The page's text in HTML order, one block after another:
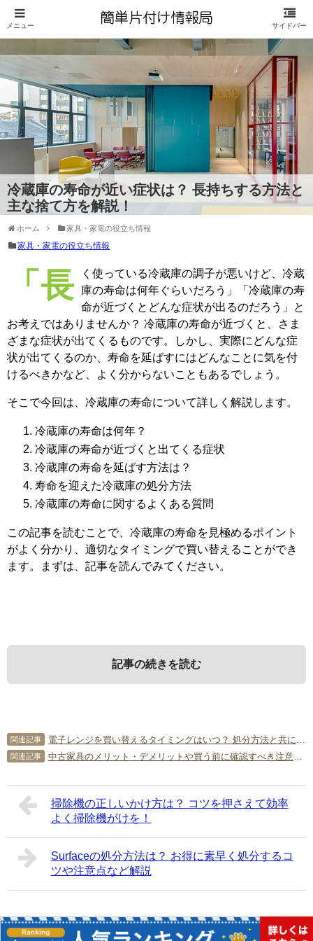
冷蔵庫の寿命が近い症状は？ 長持ちする方法と
主な捨て方を解説！
ホーム 家具・家電の役立ち情報
家具・家電の役立ち情報
「長く使っている冷蔵庫の調子が悪いけど、冷蔵
庫の寿命は何年ぐらいだろう」「冷蔵庫の寿
命が近づくとどんな症状が出るのだろう」と
お考えではありませんか？ 冷蔵庫の寿命が近づくと、さま
ざまな症状が出てくるものです。しかし、実際にどんな症
状が出てくるのか、寿命を延ばすにはどんなことに気を付
けるべきかなど、よく分からないこともあるでしょう。
そこで今回は、冷蔵庫の寿命について詳しく解説します。
冷蔵庫の寿命は何年？
冷蔵庫の寿命が近づくと出てくる症状
冷蔵庫の寿命を延ばす方法は？
寿命を迎えた冷蔵庫の処分方法
冷蔵庫の寿命に関するよくある質問
この記事を読むことで、冷蔵庫の寿命を見極めるポイント
がよく分かり、適切なタイミングで買い替えることができ
ます。まずは、記事を読んでみてください。
記事の続きを読む
1．冷蔵庫の寿命は何年？
1-1． 冷蔵庫の寿命は8～12年程度
冷蔵庫の寿命は、8～12年程度です。そのため、10年程度
で買い替えを検討するのが一般的になります。寿命が近づ
いた冷蔵庫は、この記事の「2．冷蔵庫の寿命が近づくと出
チェックしてみてください。
3．冷蔵庫の寿命を延ばす方法は？
3-1． ドアの開閉を少なく短時間に行う
冷蔵庫の寿命を延ばすには、ドアの開閉を少なくすること
を心がけましょう。頻繁にドアを開閉すると、冷蔵庫に大
きな負担がかかります。また、長時間冷蔵庫のドアを開け
くなることからも、ドアの開閉はなるべく少なく短時間で
行うようにしてください。
5．冷蔵庫の寿命に関するよくある質
問
れ確認してください。
Q．高価な冷蔵庫のほうが寿命が長い？
A．断言できません。確かに、高価な冷蔵庫のほうが、頑丈
に作られているものが多いのは事実です。しかし、使い方
Q．無名メーカーの冷蔵庫は寿命が短い？
関連記事 電子レンジを買い替えるタイミングはいつ？ 処分方法と共に解説！
関連記事 中古家具のメリット・デメリットや買う前に確認すべき注意点について
掃除機の正しいかけ方は？ コツを押さえて効率
よく掃除機がけを！
Surfaceの処分方法は？ お得に素早く処分するコ
ツや注意点など解説
Copyright© 簡単片付け情報局 All Rights Reserved.